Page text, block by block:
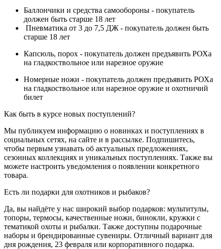
Баллончики и средства самообороны - покупатель
должен быть старше 18 лет
Пневматика от 3 до 7,5 ДЖ - покупатель должен быть
старше 18 лет
Капсюль, порох - покупатель должен предъявить РОХа
на гладкоствольное или нарезное оружие
Номерные ножи - покупатель должен предъявить РОХа
на гладкоствольное или нарезное оружие и охотничий
билет
Как быть в курсе новых поступлений?
Мы публикуем информацию о новинках и поступлениях в
социальных сетях, на сайте и в рассылке. Подпишитесь,
чтобы первым узнавать об актуальных предложениях,
сезонных коллекциях и уникальных поступлениях. Также вы
можете настроить уведомления о появлении конкретного
товара.
Есть ли подарки для охотников и рыбаков?
Да, вы найдёте у нас широкий выбор подарков: мультитулы,
топоры, термосы, качественные ножи, бинокли, кружки с
тематикой охоты и рыбалки. Также доступны подарочные
наборы и брендированные сувениры. Отличный вариант для
дня рождения, 23 февраля или корпоративного подарка.